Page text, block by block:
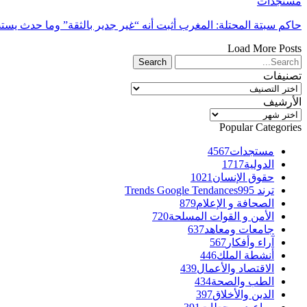
حاكم سبتة المحتلة: المغرب أثبت أنه “غير جدير بالثقة” وما حدث
Load More Posts
تصنيفات
تصنيفات
الأرشيف
الأرشيف
Popular Categories
مستجدات4567
الدولية1717
حقوق الإنسان 1021
ترند Trends Google Tendances 995
الصحافة و الإعلام879
الأمن و القوات المسلحة720
جامعات ومعاهد637
آراء وأفكار 567
أنشطة الملك446
الاقتصاد والأعمال439
الطب والصحة434
الدين والأخلاق397